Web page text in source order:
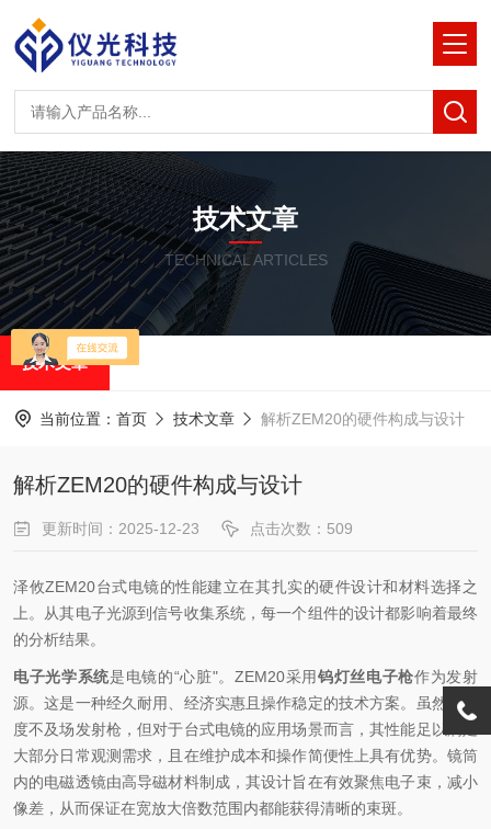
技术文章
TECHNICAL ARTICLES
技术文章
当前位置： 首页 技术文章 解析ZEM20的硬件构成与设计​
解析ZEM20的硬件构成与设计​
更新时间：2025-12-23 点击次数：509
泽攸ZEM20台式电镜的性能建立在其扎实的硬件设计和材料选择之
上。从其电子光源到信号收集系统，每一个组件的设计都影响着最终
的分析结果。
电子光学系统是电镜的“心脏"。ZEM20采用钨灯丝电子枪作为发射
源。这是一种经久耐用、经济实惠且操作稳定的技术方案。虽然其亮
度不及场发射枪，但对于台式电镜的应用场景而言，其性能足以满足
大部分日常观测需求，且在维护成本和操作简便性上具有优势。镜筒
内的电磁透镜由高导磁材料制成，其设计旨在有效聚焦电子束，减小
像差，从而保证在宽放大倍数范围内都能获得清晰的束斑。